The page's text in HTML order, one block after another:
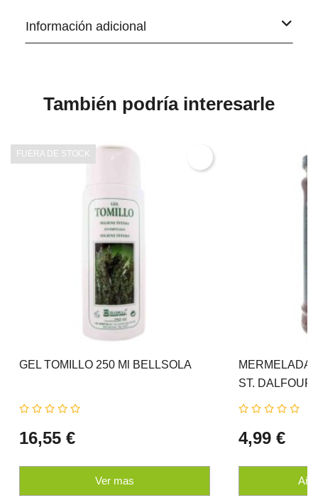
Información adicional
También podría interesarle
GEL TOMILLO 250 Ml BELLSOLA
16,55 €
Ver mas
FUERA DE STOCK
MERMELADA
ST. DALFOUR
4,99 €